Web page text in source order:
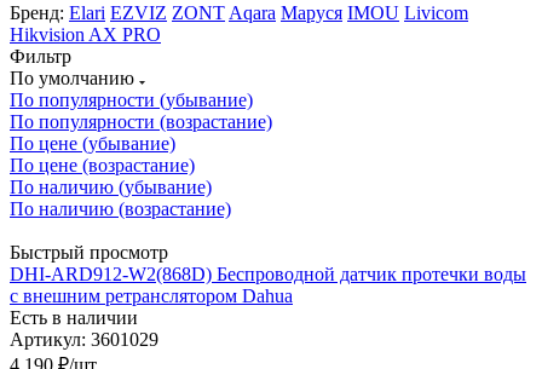
Бренд: Elari EZVIZ ZONT Aqara Маруся IMOU Livicom
Hikvision AX PRO
Фильтр
По умолчанию
По популярности (убывание)
По популярности (возрастание)
По цене (убывание)
По цене (возрастание)
По наличию (убывание)
По наличию (возрастание)
Быстрый просмотр
DHI-ARD912-W2(868D) Беспроводной датчик протечки воды
с внешним ретранслятором Dahua
Есть в наличии
Артикул: 3601029
4 190 ₽/шт